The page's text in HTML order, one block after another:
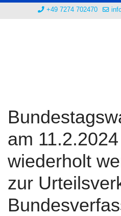
+49 7274 702470
am
wiederholt
zur